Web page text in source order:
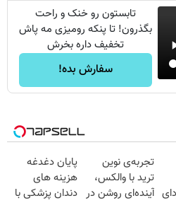
تابستون رو خنک و راحت
بگذرون! تا پنکه رومیزی مه پاش
تخفیف داره بخرش
سفارش بده!
تجربه‌ی نوین
ترید با والکس،
آینده‌ای روشن در
پایان دغدغه
هزینه های
دندان پزشکی با